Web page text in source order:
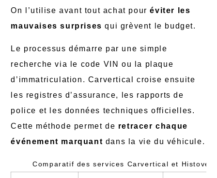
On l’utilise avant tout achat pouréviter les
mauvaises surprises qui grèvent le budget.
Le processus démarre par une simple
recherche via le code VIN ou la plaque
d’immatriculation. Carvertical croise ensuite
les registres d’assurance, les rapports de
police et les données techniques officielles.
Cette méthode permet de retracer chaque
événement marquant dans la vie du véhicule.
Comparatif des services Carvertical et Histovec